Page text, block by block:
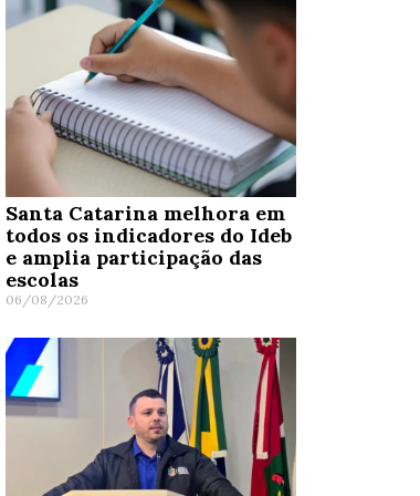
Santa Catarina melhora em
todos os indicadores do Ideb
e amplia participação das
escolas
06/08/2026